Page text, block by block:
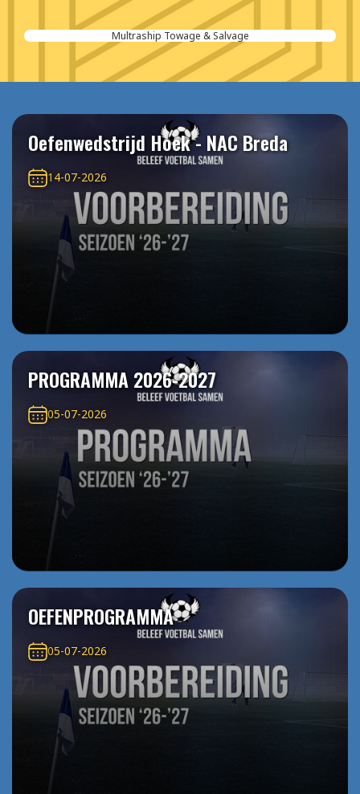
Aannemersbedrijf van der Poel
Oefenwedstrijd Hoek - NAC Breda
14-07-2026
PROGRAMMA 2026-2027
05-07-2026
OEFENPROGRAMMA
05-07-2026